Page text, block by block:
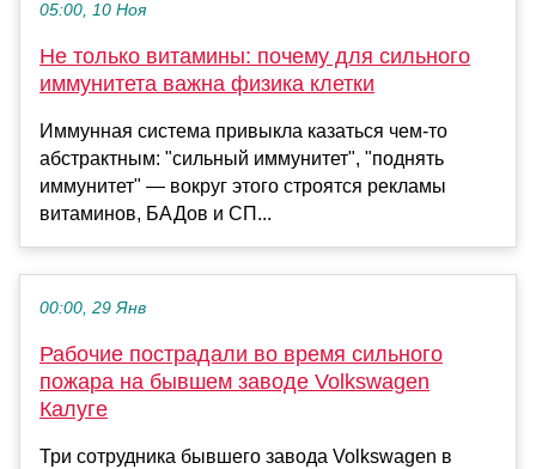
05:00, 10 Ноя
Не только витамины: почему для сильного
иммунитета важна физика клетки
Иммунная система привыкла казаться чем-то
абстрактным: "сильный иммунитет", "поднять
иммунитет" — вокруг этого строятся рекламы
витаминов, БАДов и СП...
00:00, 29 Янв
Рабочие пострадали во время сильного
пожара на бывшем заводе Volkswagen
Калуге
Три сотрудника бывшего завода Volkswagen в